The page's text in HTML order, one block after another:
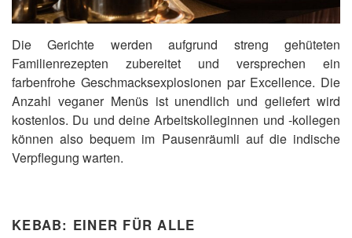
Die Gerichte werden aufgrund streng gehüteten
Familienrezepten zubereitet und versprechen ein
farbenfrohe Geschmacksexplosionen par Excellence. Die
Anzahl veganer Menüs ist unendlich und geliefert wird
kostenlos. Du und deine Arbeitskolleginnen und -kollegen
können also bequem im Pausenräumli auf die indische
Verpflegung warten.
KEBAB: EINER FÜR ALLE